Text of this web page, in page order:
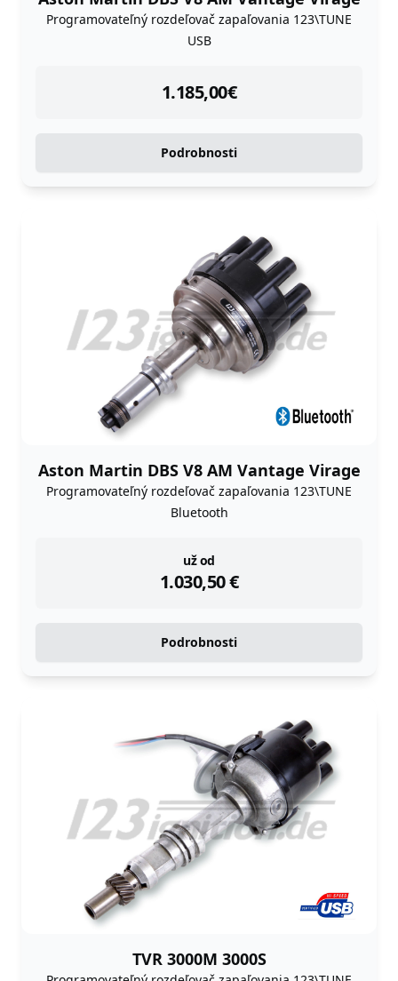
Programovateľný rozdeľovač zapaľovania 123\TUNE
USB
1.185,00€
instock
Podrobnosti
Aston Martin DBS V8 AM Vantage Virage
Programovateľný rozdeľovač zapaľovania 123\TUNE
Bluetooth
už od
1.030,50€
instock
Podrobnosti
TVR 3000M 3000S